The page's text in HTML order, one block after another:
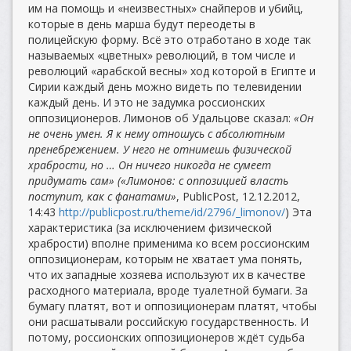
им на помощь и «неизвестных» снайперов и убийц,
которые в день марша будут переодеты в
полицейскую форму. Всё это отработано в ходе так
называемых «цветных» революций, в том числе и
революций «арабской весны» ход которой в Египте и
Сирии каждый день можно видеть по телевидении
каждый день. И это не задумка россионских
оппозиционеров. Лимонов об Удальцове сказал: «Он
не очень умен. Я к нему отношусь с абсолютным
пренебрежением. У него не отнимешь физической
храбрости, но … Он ничего никогда не сумеет
придумать сам» («Лимонов: с оппозицией власть
поступит, как с фанатами», PublicPost, 12.12.2012,
14:43 http://publicpost.ru/theme/id/2796/_limonov/) Эта
характеристика (за исключением физической
храбрости) вполне применима ко всем россионским
оппозиционерам, которым не хватает ума понять,
что их западные хозяева используют их в качестве
расходного материала, вроде туалетной бумаги. За
бумагу платят, вот и оппозиционерам платят, чтобы
они расшатывали российскую государственность. И
потому, россионских оппозиционеров ждёт судьба